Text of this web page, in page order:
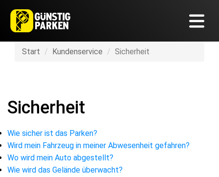
Start Kundenservice Sicherheit
Sicherheit
Wie sicher ist das Parken?
Wird mein Fahrzeug in meiner Abwesenheit gefahren?
Wo wird mein Auto abgestellt?
Wie wird das Gelände überwacht?